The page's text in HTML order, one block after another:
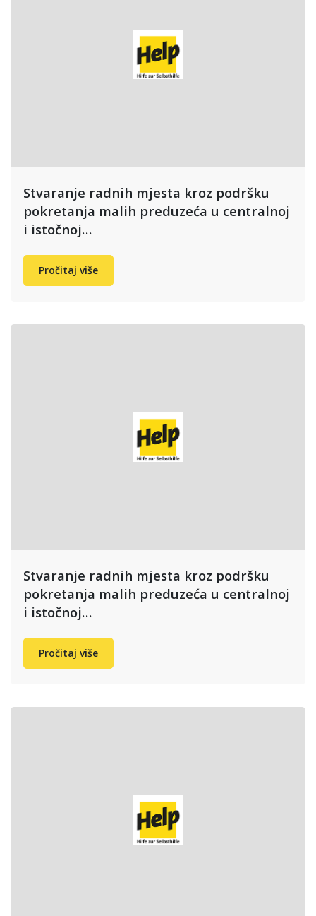
Stvaranje radnih mjesta kroz podršku
pokretanja malih preduzeća u centralnoj
i istočnoj…
Pročitaj više
Stvaranje radnih mjesta kroz podršku
pokretanja malih preduzeća u centralnoj
i istočnoj…
Pročitaj više